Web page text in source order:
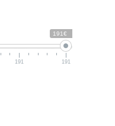
191€
191 191